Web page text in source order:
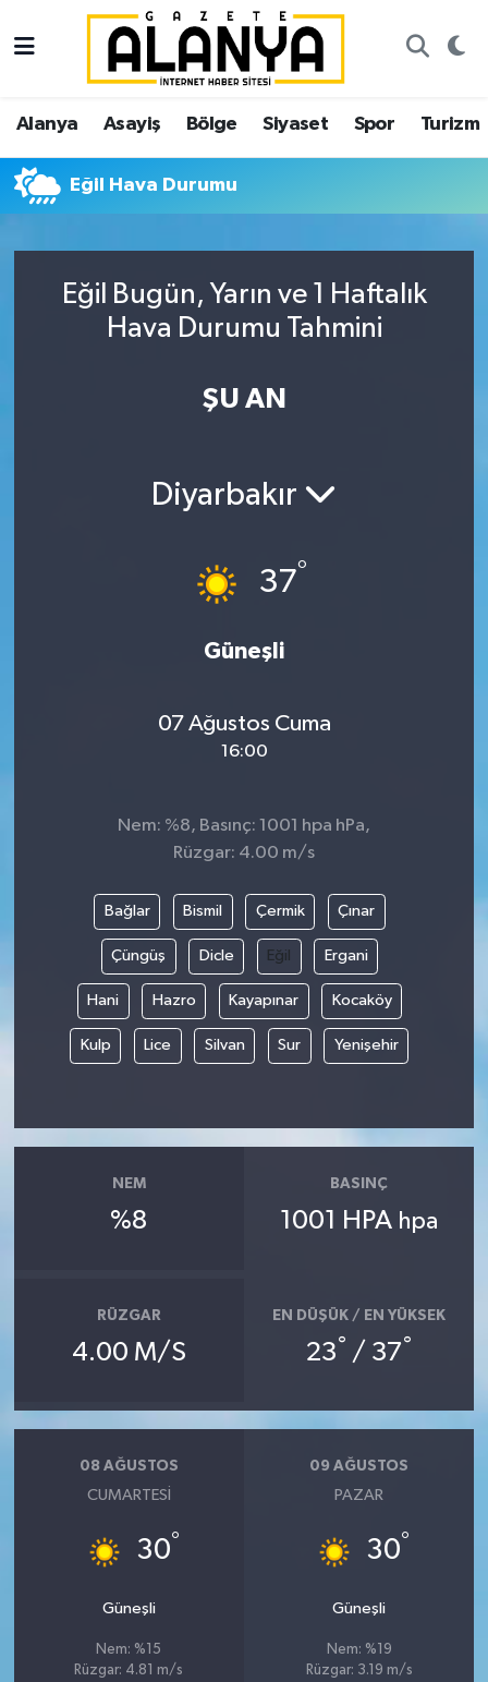
Alanya Asayiş Bölge Siyaset Spor Turizm
Eğil Hava Durumu
Eğil Bugün, Yarın ve 1 Haftalık
Hava Durumu Tahmini
ŞU AN
Diyarbakır
37°
Güneşli
07 Ağustos Cuma
16:00
Nem: %8, Basınç: 1001 hpa hPa,
Rüzgar: 4.00 m/s
Bağlar Bismil Çermik Çınar
Çüngüş Dicle Eğil Ergani
Hani Hazro Kayapınar Kocaköy
Kulp Lice Silvan Sur Yenişehir
NEM
%8
BASINÇ
1001 HPA hpa
RÜZGAR
4.00 M/S
EN DÜŞÜK / EN YÜKSEK
23° / 37°
08 AĞUSTOS
CUMARTESI
30°
Güneşli
Nem: %15
Rüzgar: 4.81 m/s
09 AĞUSTOS
PAZAR
30°
Güneşli
Nem: %19
Rüzgar: 3.19 m/s
Alanya
Asayiş
Bölge
Siyaset
Spor
İstanbul Nöbetçi Eczaneler
İstanbul Hava Durumu
İstanbul Trafik Yoğunluk Haritası
Süper Lig Puan Durumu ve Fikstür
Tüm Manşetler